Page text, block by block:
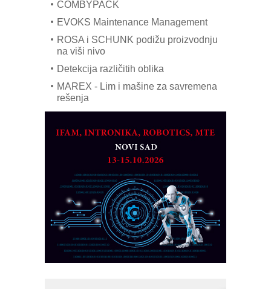
COMBYPACK
EVOKS Maintenance Management
ROSA i SCHUNK podižu proizvodnju
na viši nivo
Detekcija različitih oblika
MAREX - Lim i mašine za savremena
rešenja
partner
CTO - Prilagodite svoju toplinsku
Razvoj asortimanskog pravca MINI-
PLC AKYTEC
AUKOM: Svetski standard metrologije
dostupan u Srbiji
MOTOMAN – NEXT-Robotika vođena
veštačkom inteligencijom
I.SAFE MOBILE revolucioniše